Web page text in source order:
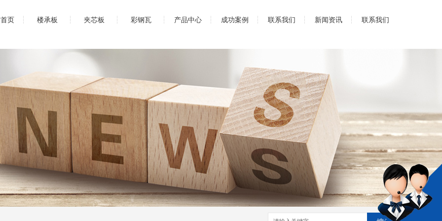
页 楼承板 夹芯板 彩钢瓦 产品中心 成功案例 联系我们 新闻资讯 联系我们